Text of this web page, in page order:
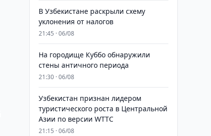
В Узбекистане раскрыли схему
уклонения от налогов
21:45 · 06/08
На городище Куббо обнаружили
стены античного периода
21:30 · 06/08
Узбекистан признан лидером
туристического роста в Центральной
Азии по версии WTTC
21:15 · 06/08